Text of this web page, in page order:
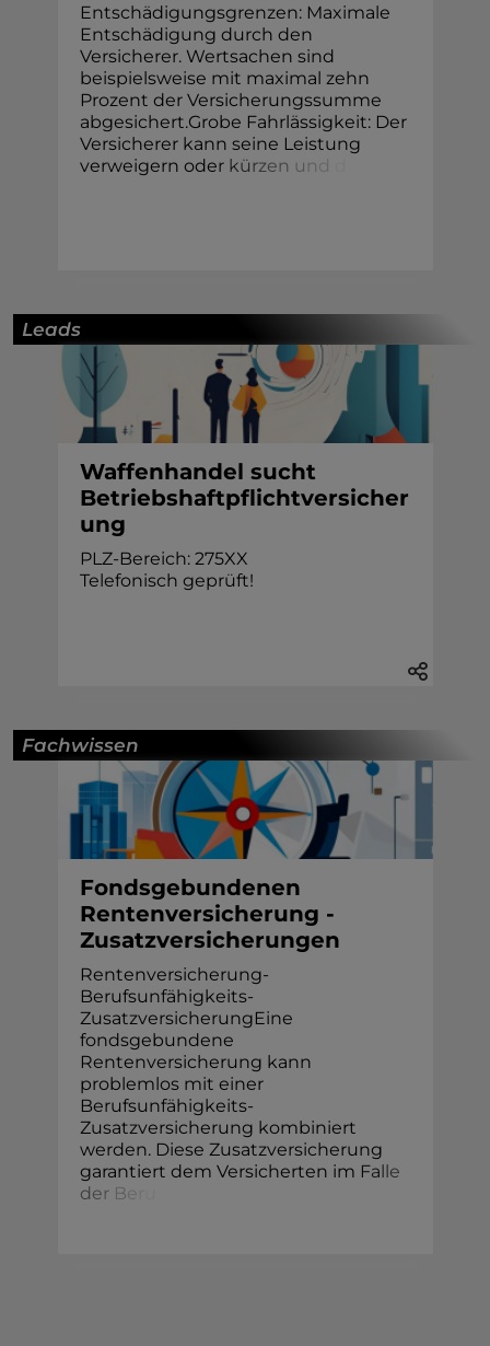
Entschädigungsgrenzen: Maximale
Entschädigung durch den
Versicherer. Wertsachen sind
beispielsweise mit maximal zehn
Prozent der Versicherungssumme
abgesichert.Grobe Fahrlässigkeit: Der
Versicherer kann seine Leistung
verweigern oder kürzen u nd
Leads
Waffenhandel sucht
Betriebshaftpflichtversicher
ung
PLZ-Bereich: 275XX
Telefonisch geprüft!
Fachwissen
Fondsgebundenen
Rentenversicherung -
Zusatzversicherungen
Rentenversicherung-
Berufsunfähigkeits-
ZusatzversicherungEine
fondsgebundene
Rentenversicherung kann
problemlos mit einer
Berufsunfähigkeits-
Zusatzversicherung kombiniert
werden. Diese Zusatzversicherung
garantiert dem Versicherten im Falle
der Be